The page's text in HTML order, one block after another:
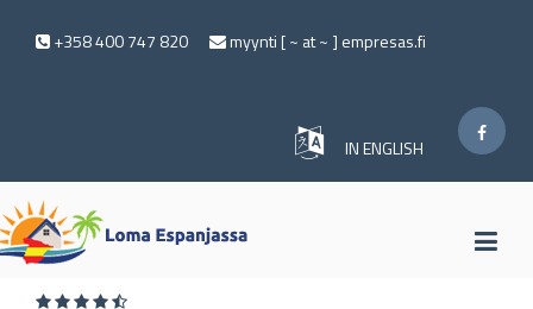
+358 400 747 820 myynti [ ~ at ~ ] empresas.fi
IN ENGLISH